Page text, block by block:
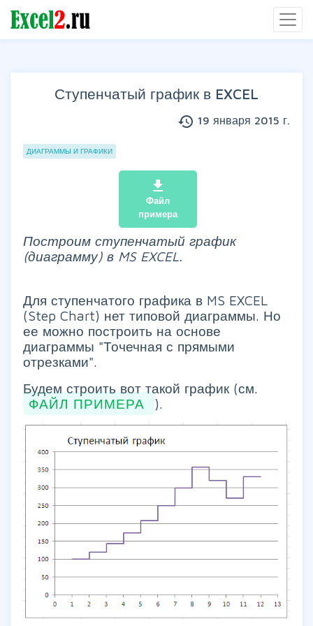
Ступенчатый график в EXCEL
history 19 января 2015 г.
Группы статей
ДИАГРАММЫ И ГРАФИКИ
file_download
Файл
примера
Построим ступенчатый график
(диаграмму) в MS EXCEL.
Для ступенчатого графика в MS EXCEL
(Step Chart) нет типовой диаграммы. Но
ее можно построить на основе
диаграммы "Точечная с прямыми
отрезками".
Будем строить вот такой график (см.
ФАЙЛ ПРИМЕРА
).